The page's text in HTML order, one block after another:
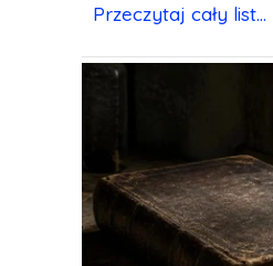
Przeczytaj cały list...